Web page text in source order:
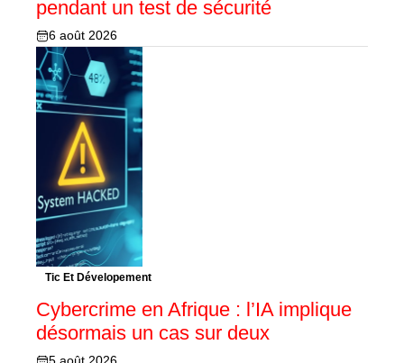
pendant un test de sécurité
6 août 2026
Tic Et Dévelopement
Cybercrime en Afrique : l’IA implique
désormais un cas sur deux